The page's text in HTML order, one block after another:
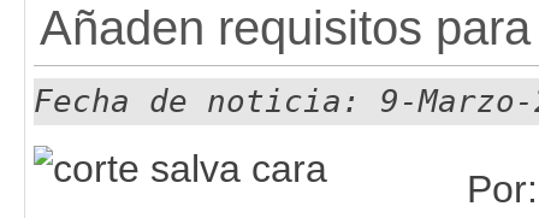
Añaden requisitos
Fecha de noticia: 9-Marzo-